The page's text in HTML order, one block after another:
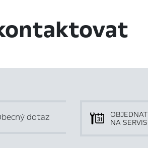
dotaz
OBJEDNAT
NA SERVIS